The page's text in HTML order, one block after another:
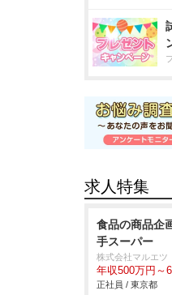
求人特集
食品の商品企
手スーパー
株式会社マルエツ
年収500万円～
正社員 / 東京都